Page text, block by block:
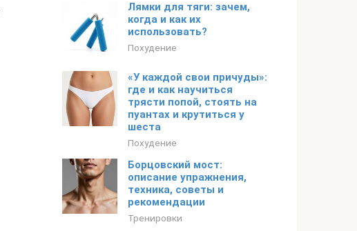
Лямки для тяги: зачем,
когда и как их
использовать?
Похудение
«У каждой свои причуды»:
где и как научиться
трясти попой, стоять на
пуантах и крутиться у
шеста
Похудение
Борцовский мост:
описание упражнения,
техника, советы и
рекомендации
Тренировки